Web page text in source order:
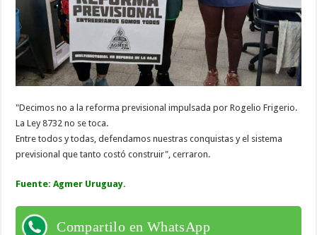
"Decimos no a la reforma previsional impulsada por Rogelio Frigerio.
La Ley 8732 no se toca.
Entre todos y todas, defendamos nuestras conquistas y el sistema
previsional que tanto costó construir", cerraron.
Fuente: Agmer Uruguay.
Compartilo en WhatsApp